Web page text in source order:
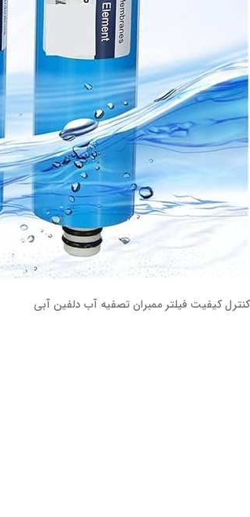
کنترل کیفیت فیلتر ممبران تصفیه آب دلفین آبی